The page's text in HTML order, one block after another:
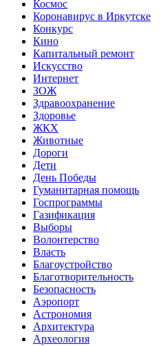
Космос
Коронавирус в Иркутске
Конкурс
Кино
Капитальный ремонт
Искусство
Интернет
ЗОЖ
Здравоохранение
Здоровье
ЖКХ
Животные
Дороги
Дети
День Победы
Гуманитарная помощь
Госпрограммы
Газификация
Выборы
Волонтерство
Власть
Благоустройство
Благотворительность
Безопасность
Аэропорт
Астрономия
Архитектура
Археология